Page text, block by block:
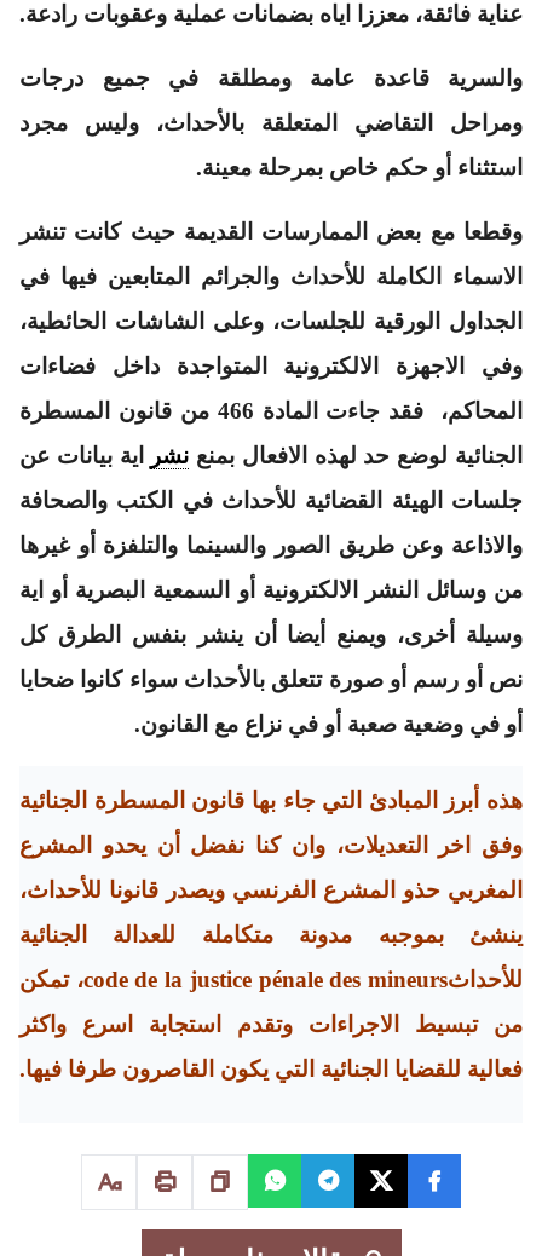
عناية فائقة، معززا اياه بضمانات عملية وعقوبات رادعة.
والسرية قاعدة عامة ومطلقة في جميع درجات
ومراحل التقاضي المتعلقة بالأحداث، وليس مجرد
استثناء أو حكم خاص بمرحلة معينة.
وقطعا مع بعض الممارسات القديمة حيث كانت تنشر
الاسماء الكاملة للأحداث والجرائم المتابعين فيها في
الجداول الورقية للجلسات، وعلى الشاشات الحائطية،
وفي الاجهزة الالكترونية المتواجدة داخل فضاءات
المحاكم، فقد جاءت المادة 466 من قانون المسطرة
الجنائية لوضع حد لهذه الافعال بمنع نشر
اية بيانات عن
جلسات الهيئة القضائية للأحداث في الكتب والصحافة
والاذاعة وعن طريق الصور والسينما والتلفزة أو غيرها
من وسائل النشر الالكترونية أو السمعية البصرية أو اية
وسيلة أخرى، ويمنع أيضا أن ينشر بنفس الطرق كل
نص أو رسم أو صورة تتعلق بالأحداث سواء كانوا ضحايا
أو في وضعية صعبة أو في نزاع مع القانون.
هذه أبرز المبادئ التي جاء بها قانون المسطرة الجنائية
وفق اخر التعديلات، وان كنا نفضل أن يحدو المشرع
المغربي حذو المشرع الفرنسي ويصدر قانونا للأحداث،
ينشئ بموجبه مدونة متكاملة للعدالة الجنائية
للأحداثcode de la justice pénale des mineurs، تمكن
من تبسيط الاجراءات وتقدم استجابة اسرع واكثر
فعالية للقضايا الجنائية التي يكون القاصرون طرفا فيها.